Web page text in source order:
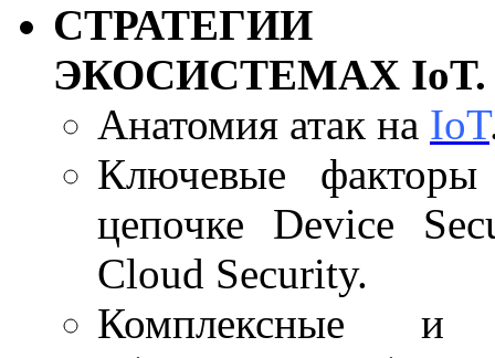
СТРАТЕГИИ
ЭКОСИСТЕМАХ IoT.
Анатомия атак на IoT
Ключевые факторы
цепочке Device
Cloud Security.
Комплексные и